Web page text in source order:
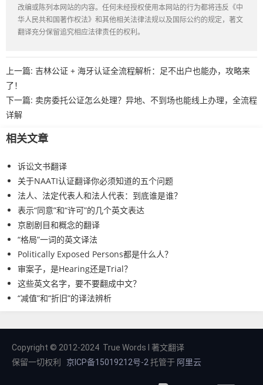
改编或陈列本网站的内容。任何未经授权使用本网站的行为都将违反《中
华人民共和国著作权法》和其他相关法律法规以及国际公约的规定，著文
翻译充分保留追究相应法律责任的权利。
上一篇: 吉林公证 + 海牙认证全流程解析：足不出户也能办，攻略来
了！
下一篇: 卖房委托公证怎么处理？异地、不到场也能线上办理，全流程
详解
相关文章
诉讼文书翻译
关于NAATI认证翻译你必须知道的五个问题
法人、法定代表人和法人代表：到底谁是谁？
表示“同意”和“许可”的几个英文表达
京剧剧目和概念的翻译
“格局”一词的英文译法
Politically Exposed Persons都是什么人？
审案子，是Hearing还是Trial？
这些英文名字，要不要翻成中文？
“减值”和“折旧”的译法辨析
Copyright © 2012-2024 True Words I 著文翻译
保留一切权利
京ICP备15019212号-2 托管于 阿里云